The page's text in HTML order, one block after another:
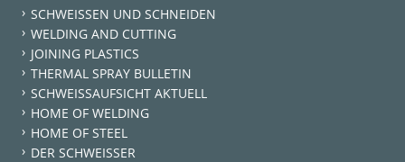
SCHWEISSEN UND SCHNEIDEN
WELDING AND CUTTING
JOINING PLASTICS
THERMAL SPRAY BULLETIN
SCHWEISSAUFSICHT AKTUELL
HOME OF WELDING
HOME OF STEEL
DER SCHWEISSER